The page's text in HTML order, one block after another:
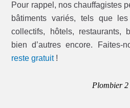
Pour rappel, nos chauffagistes
bâtiments variés, tels que
collectifs, hôtels, restaurants,
bien d’autres encore. Faites-
reste gratuit!
Plombier